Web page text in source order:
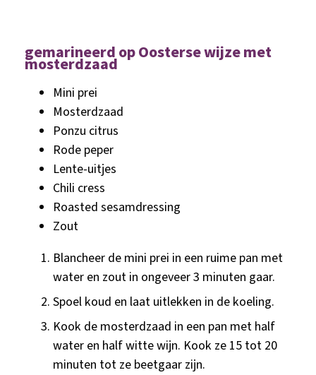
gemarineerd op Oosterse wijze met
mosterdzaad
Mini prei
Mosterdzaad
Ponzu citrus
Rode peper
Lente-uitjes
Chili cress
Roasted sesamdressing
Zout
Blancheer de mini prei in een ruime pan met
water en zout in ongeveer 3 minuten gaar.
Spoel koud en laat uitlekken in de koeling.
Kook de mosterdzaad in een pan met half
water en half witte wijn. Kook ze 15 tot 20
minuten tot ze beetgaar zijn.